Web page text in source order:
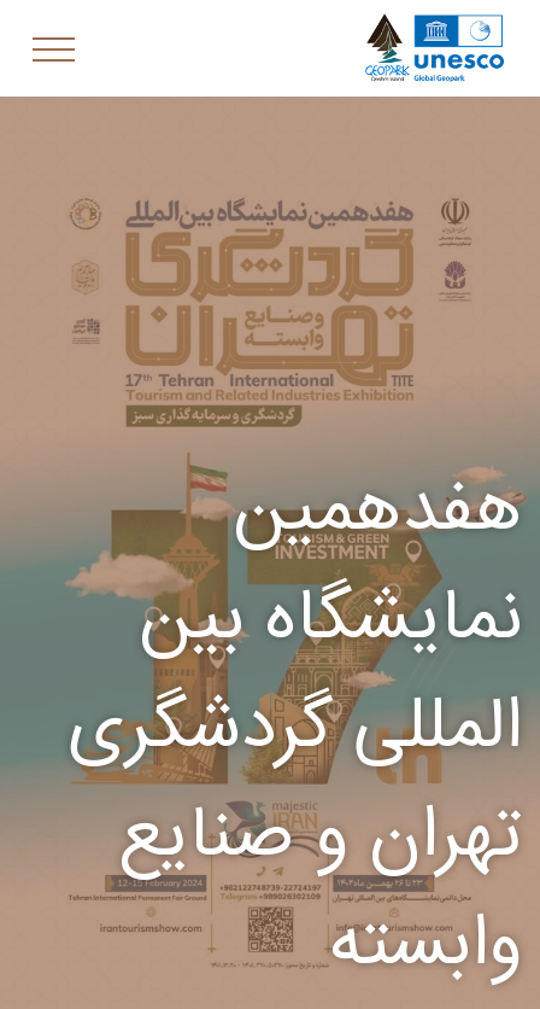
هفدهمین
نمایشگاه بین
المللی گردشگری
تهران و صنایع
وابسته